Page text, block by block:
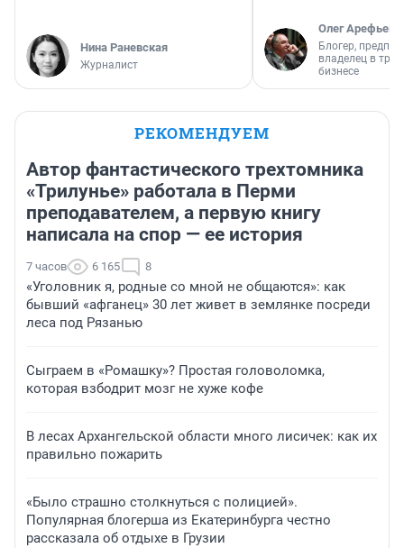
Нина Раневская
Журналист
Олег Арефьев
Блогер,
владелец в
бизнесе
РЕКОМЕНДУЕМ
Автор фантастического трехтомника
«Трилунье» работала в Перми
преподавателем, а первую книгу
написала на спор — ее история
7 часов 6 165 8
«Уголовник я, родные со мной не общаются»: как
бывший «афганец» 30 лет живет в землянке посреди
леса под Рязанью
Сыграем в «Ромашку»? Простая головоломка,
которая взбодрит мозг не хуже кофе
В лесах Архангельской области много лисичек: как их
правильно пожарить
«Было страшно столкнуться с полицией».
Популярная блогерша из Екатеринбурга честно
рассказала об отдыхе в Грузии